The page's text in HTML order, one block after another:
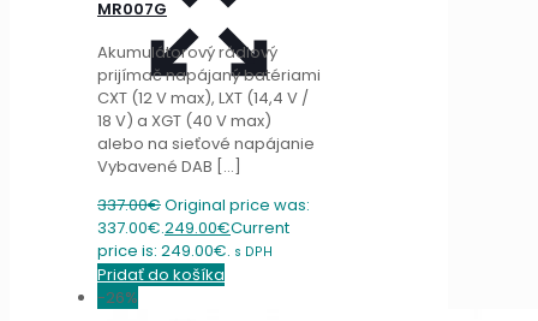
MR007G
Akumulátorový rádiový
prijímač napájaný batériami
CXT (12 V max), LXT (14,4 V /
18 V) a XGT (40 V max)
alebo na sieťové napájanie
Vybavené DAB […]
337.00€Original price was:
337.00€.249.00€Current
price is: 249.00€. s DPH
Pridať do košíka
-26%